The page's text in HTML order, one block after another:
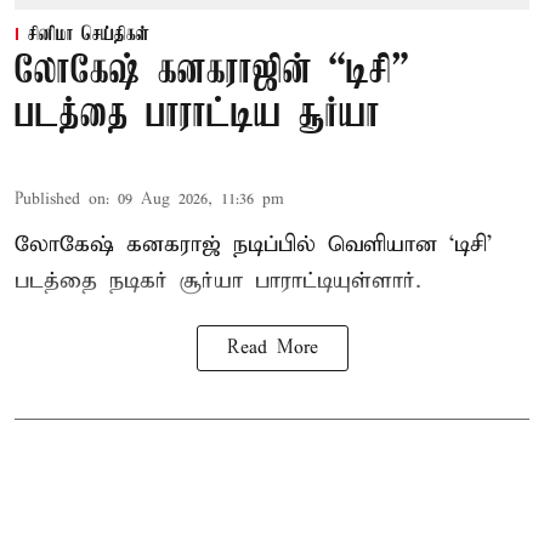
சினிமா செய்திகள்
லோகேஷ் கனகராஜின் “டிசி”
படத்தை பாராட்டிய சூர்யா
Published on: 09 Aug 2026, 11:36 pm
லோகேஷ் கனகராஜ் நடிப்பில் வெளியான ‘டிசி’
படத்தை நடிகர் சூர்யா பாராட்டியுள்ளார்.
Read More